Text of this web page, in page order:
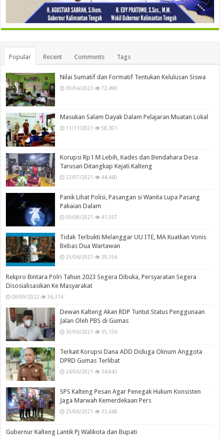
Popular Recent Comments Tags
Nilai Sumatif dan Formatif Tentukan Kelulusan Siswa
30/04/2023 72,490
Masukan Salam Dayak Dalam Pelajaran Muatan Lokal
11/11/2021 58,301
Korupsi Rp1 M Lebih, Kades dan Bendahara Desa
Tarusan Ditangkap Kejati Kalteng
22/07/2021 44,460
Panik Lihat Polisi, Pasangan si Wanita Lupa Pasang
Pakaian Dalam
09/08/2021 41,557
Tidak Terbukti Melanggar UU ITE, MA Kuatkan Vonis
Bebas Dua Wartawan
25/06/2021 39,356
Rekpro Bintara Polri Tahun 2023 Segera Dibuka, Persyaratan Segera
Disosialisasikan Ke Masyarakat
08/09/2022 36,314
Dewan Kalteng Akan RDP Tuntut Status Penggunaan
Jalan Oleh PBS di Gumas
30/06/2021 35,156
Terkait Korupsi Dana ADD Diduga Oknum Anggota
DPRD Gumas Terlibat
24/06/2021 34,843
SPS Kalteng Pesan Agar Penegak Hukum Konsisten
Jaga Marwah Kemerdekaan Pers
25/06/2021 33,668
Gubernur Kalteng Lantik Pj Walikota dan Bupati